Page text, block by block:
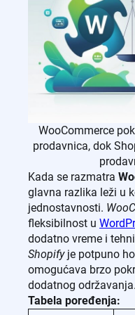
WooCommerce
prodavnica, dok
Kada se razmatra
glavna razlika leži u
jednostavnosti.
fleksibilnost u
dodatno vreme i
Shopifyje potpuno
omogućava brzo
dodatnog održavanja.
Tabela poređenja: